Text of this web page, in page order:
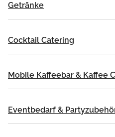
Getränke
Cocktail Catering
Mobile Kaffeebar & Kaffee
Eventbedarf &